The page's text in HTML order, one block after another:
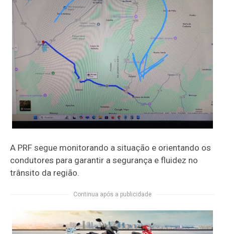
A PRF segue monitorando a situação e orientando os
condutores para garantir a segurança e fluidez no
trânsito da região.
Continua após a publicidade